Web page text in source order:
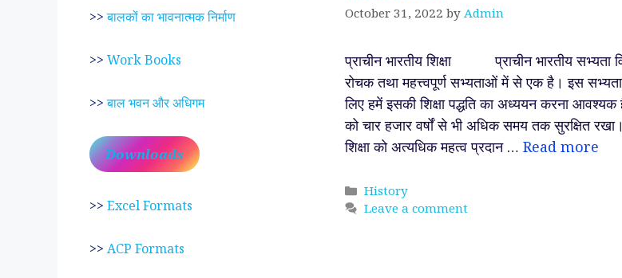
October 31, 2022 by Admin
प्राचीन भारतीय शिक्षा प्राचीन भारतीय सभ्यता
रोचक तथा महत्त्वपूर्ण सभ्यताओं में से एक है। इस
लिए हमें इसकी शिक्षा पद्धति का अध्ययन करना
को चार हजार वर्षों से भी अधिक समय तक सुरक्षित रखा।
शिक्षा को अत्यधिक महत्व प्रदान … Read more
Categories
History
Leave a comment
>>बालकों का भावनात्मक निर्माण
>> Work Books
>>बाल भवन और अधिगम
Downloads
>> Excel Formats
>> ACP Formats